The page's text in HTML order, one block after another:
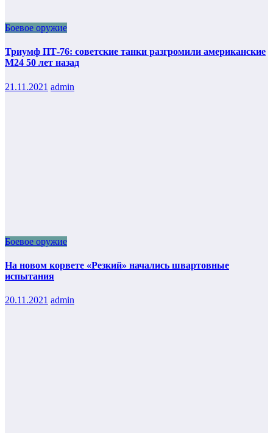
Боевое оружие
Триумф ПТ-76: советские танки разгромили американские
М24 50 лет назад
21.11.2021 admin
Боевое оружие
На новом корвете «Резкий» начались швартовные
испытания
20.11.2021 admin